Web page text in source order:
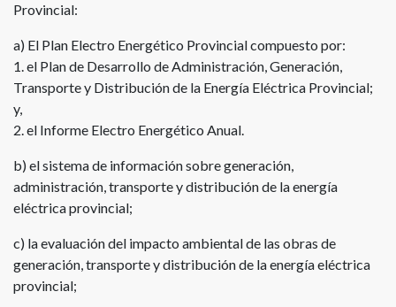
Provincial:
a) El Plan Electro Energético Provincial compuesto por:
1. el Plan de Desarrollo de Administración, Generación,
Transporte y Distribución de la Energía Eléctrica Provincial;
y,
2. el Informe Electro Energético Anual.
b) el sistema de información sobre generación,
administración, transporte y distribución de la energía
eléctrica provincial;
c) la evaluación del impacto ambiental de las obras de
generación, transporte y distribución de la energía eléctrica
provincial;